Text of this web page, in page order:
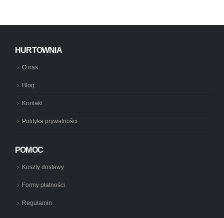
HURTOWNIA
O nas
Blog
Kontakt
Polityka prywatności
POMOC
Koszty dostawy
Formy płatności
Regulamin